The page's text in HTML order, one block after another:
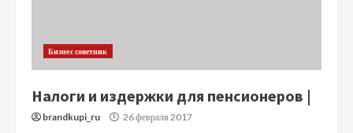
Бизнес советник
Налоги и издержки для пенсионеров |
brandkupi_ru 26 февраля 2017